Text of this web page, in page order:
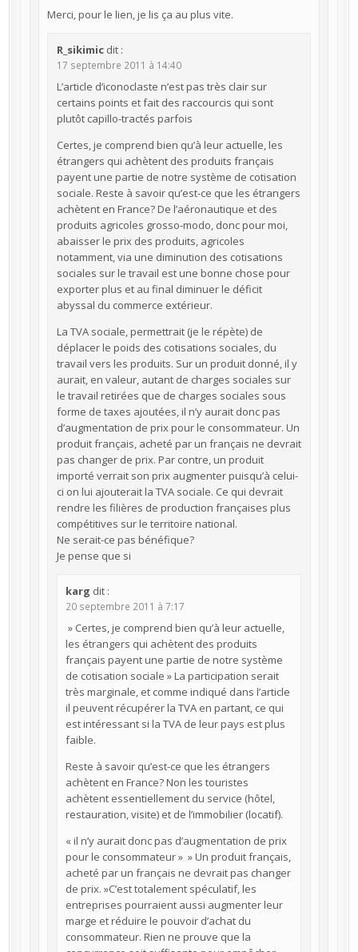
Merci, pour le lien, je lis ça au plus vite.
R_sikimic dit :
17 septembre 2011 à 14:40
L’article d’iconoclaste n’est pas très clair sur
certains points et fait des raccourcis qui sont
plutôt capillo-tractés parfois
Certes, je comprend bien qu’à leur actuelle, les
étrangers qui achètent des produits français
payent une partie de notre système de cotisation
sociale. Reste à savoir qu’est-ce que les étrangers
achètent en France? De l’aéronautique et des
produits agricoles grosso-modo, donc pour moi,
abaisser le prix des produits, agricoles
notamment, via une diminution des cotisations
sociales sur le travail est une bonne chose pour
exporter plus et au final diminuer le déficit
abyssal du commerce extérieur.
La TVA sociale, permettrait (je le répète) de
déplacer le poids des cotisations sociales, du
travail vers les produits. Sur un produit donné, il y
aurait, en valeur, autant de charges sociales sur
le travail retirées que de charges sociales sous
forme de taxes ajoutées, il n’y aurait donc pas
d’augmentation de prix pour le consommateur. Un
produit français, acheté par un français ne devrait
pas changer de prix. Par contre, un produit
importé verrait son prix augmenter puisqu’à celui-
ci on lui ajouterait la TVA sociale. Ce qui devrait
rendre les filières de production françaises plus
compétitives sur le territoire national.
Ne serait-ce pas bénéfique?
Je pense que si
karg dit :
20 septembre 2011 à 7:17
» Certes, je comprend bien qu’à leur actuelle,
les étrangers qui achètent des produits
français payent une partie de notre système
de cotisation sociale » La participation serait
très marginale, et comme indiqué dans l’article
il peuvent récupérer la TVA en partant, ce qui
est intéressant si la TVA de leur pays est plus
faible.
Reste à savoir qu’est-ce que les étrangers
achètent en France? Non les touristes
achètent essentiellement du service (hôtel,
restauration, visite) et de l’immobilier (locatif).
« il n’y aurait donc pas d’augmentation de prix
pour le consommateur » » Un produit français,
acheté par un français ne devrait pas changer
de prix. »C’est totalement spéculatif, les
entreprises pourraient aussi augmenter leur
marge et réduire le pouvoir d’achat du
consommateur. Rien ne prouve que la